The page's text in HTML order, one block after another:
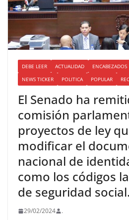
DEBE LEER ACTUALIDAD ENCABEZADOS
NEWS TICKER
POLITICA POPULAR
El Senado ha
comisión
proyectos de ley
modificar el
nacional de
como los códigos
de seguridad social.
29/02/2024 .